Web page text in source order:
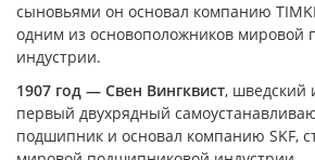
сыновьями он основал компанию
одним из основоположников мировой
индустрии.
1907 год — Свен Вингквист, шведский
первый двухрядный
подшипник и основал компанию SKF,